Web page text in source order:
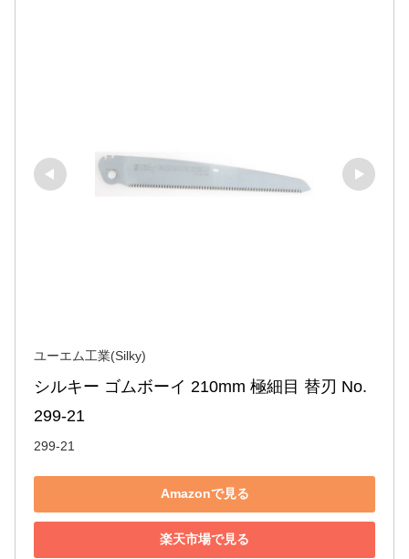
ユーエム工業(Silky)
シルキー ゴムボーイ 210mm 極細目 替刃 No.
299-21
299-21
Amazonで見る
楽天市場で見る